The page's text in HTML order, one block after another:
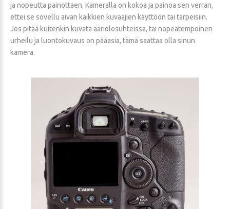
ja nopeutta painottaen. Kameralla on kokoa ja painoa sen verran,
ettei se sovellu aivan kaikkien kuvaajien käyttöön tai tarpeisiin.
Jos pitää kuitenkin kuvata ääriolosuhteissa, tai nopeatempoinen
urheilu ja luontokuvaus on pääasia, tämä saattaa olla sinun
kamera.